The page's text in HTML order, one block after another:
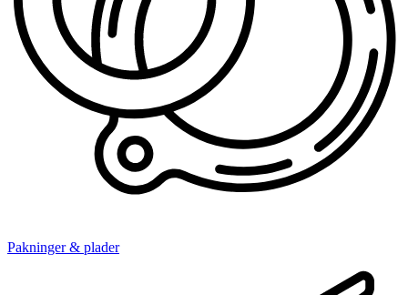
Pakninger & plader